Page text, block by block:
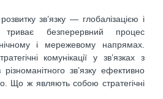
зв’язку — глобалізацією і
безперервний процес
і мережевому напрямах.
комунікації у зв’язках з
зв’язку ефективно
Що ж являють собою стратегічні